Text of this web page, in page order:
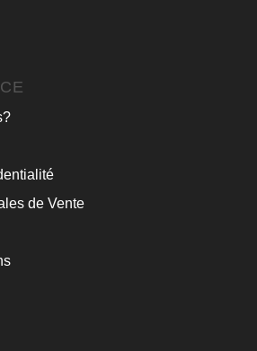
de Vente